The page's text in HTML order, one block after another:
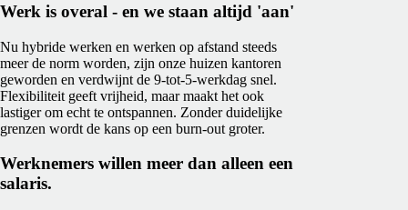
Werk is overal - en we staan altijd 'aan'
Nu hybride werken en werken op afstand steeds
meer de norm worden, zijn onze huizen kantoren
geworden en verdwijnt de 9-tot-5-werkdag snel.
Flexibiliteit geeft vrijheid, maar maakt het ook
lastiger om echt te ontspannen. Zonder duidelijke
grenzen wordt de kans op een burn-out groter.
Werknemers willen meer dan alleen een
salaris.